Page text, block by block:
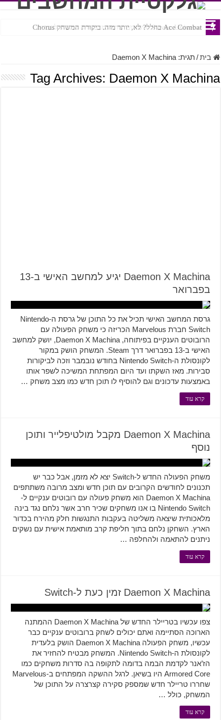
Ace Combat בחלל? לא, יותר מזה. ביקורת המשחק Chorus
Steven Universe והשירים שתורגמו בצורה נוראית לעברית
בית/תגית:Daemon X Machina
Tag Archives: Daemon X Machina
Daemon X Machina יגיע למחשב האישי ב-13
בפברואר
גרסת המחשב האישי תכיל את כל התוכן של גרסת ה-Nintendo
Switch חברת Marvelous הכריזה כי משחק הפעולה עם
הרובוטים הענקיים בפיתוחה, Daemon X Machina, יושק למחשב
האישי ב-13 בפברואר דרך Steam. המשחק הושק במקור
לקונסולת ה-Nintendo Switch בחודש נובמבר וזכה לביקורות
סבירות. מאז השקתו ועד היום המפתחת המשיכה לשפר אותו
באמצעות עדכונים וגם להוסיף לו תוכן חדש כמו מצב משחק …
קרא עוד
Daemon X Machina מקבל מולטיפלייר ותוכן
נוסף
משחק הפעולה החדש ל-Switch יצא לא מזמן, אבל כבר יש
תכנונים לחודשים הקרובים עם תוכן חדש ומצב מרובה משתתפים
Daemon X Machina הוא משחק פעולה עם רובוטים ענקיים ל-
Nintendo Switch בו אנו משחקים שכיר חרב אשר נלחם נגד בינה
מלאכותית שיצאה משליטה בעקבות התנגשות חלק מהירח בכדור
הארץ. השחקן נלחם בתוך חליפת קרב מותאמת אישית עם נשקים
ניתנים להתאמה ולהחלפה …
קרא עוד
Daemon X Machina זמין כעת ל-Switch
צפו עכשיו בטריילר החדש של Daemon X Machina ההמתנה
הארוכה הסתיימה ואתם יכולים לשחק ברובוטים ענקיים כבר
עכשיו, משחק הפעולה Daemon X Machina הושק בלעדית
לקונסולת ה-Nintendo Switch. המשחק מבטיח להחזיר את
הז’אנר לקדמת הבמה בדומה לתקופה בה סדרות משחקים כמו
Armored Core היו בשיאן. לרגל ההשקה המפתחים ב-Marvelous
שחררו טריילר חדש שמספק סקירה קצרצרה על התוכן של
המשחק, כולל …
קרא עוד